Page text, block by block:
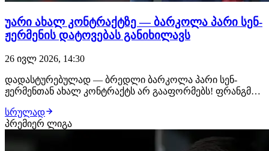
უარი ახალ კონტრაქტზე — ბარკოლა პარი სენ-
ჟერმენის დატოვებას განიხილავს
26 ივლ 2026, 14:30
დადასტურებულად — ბრედლი ბარკოლა პარი სენ-
ჟერმენთან ახალ კონტრაქტს არ გააფორმებს! ფრანგმა
ხელმძღვანელობას უკვე აცნობა. როგორც ჩანს, 23 წლის
ფეხბურთელი მიმდინარე სატრანსფერო ფანჯრის
პერიოდში სხვა გუნდში გადასვლას სერიოზულად
სრულად
პრემიერ ლიგა